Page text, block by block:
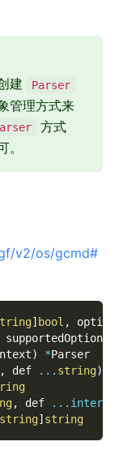
建 Parser
管理方式来
方式
v2/os/gcmd#
] bool ,
supportedOptions
) *Parser
, def ... string)
, def ...
string] string